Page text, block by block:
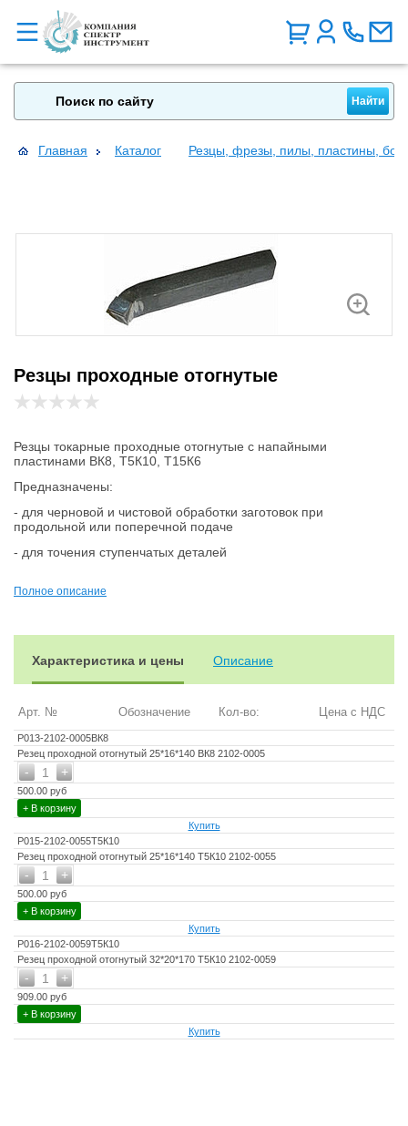
Главная Каталог Резцы, фрезы, пилы, пластины,
Резцы проходные отогнутые
Резцы токарные проходные отогнутые с напайными
пластинами ВК8, Т5К10, Т15К6
Предназначены:
- для черновой и чистовой обработки заготовок при
продольной или поперечной подаче
- для точения ступенчатых деталей
Полное описание
Характеристика и цены Описание
Арт. № Обозначение Кол-во: Цена с НДС
Р013-2102-0005ВК8
Резец проходной отогнутый 25*16*140 ВК8 2102-0005
+
- 1
500.00 руб
+ В корзину
Купить
Р015-2102-0055Т5К10
Резец проходной отогнутый 25*16*140 Т5К10 2102-0055
+
- 1
500.00 руб
+ В корзину
Купить
Р016-2102-0059Т5К10
Резец проходной отогнутый 32*20*170 Т5К10 2102-0059
+
- 1
909.00 руб
+ В корзину
Купить